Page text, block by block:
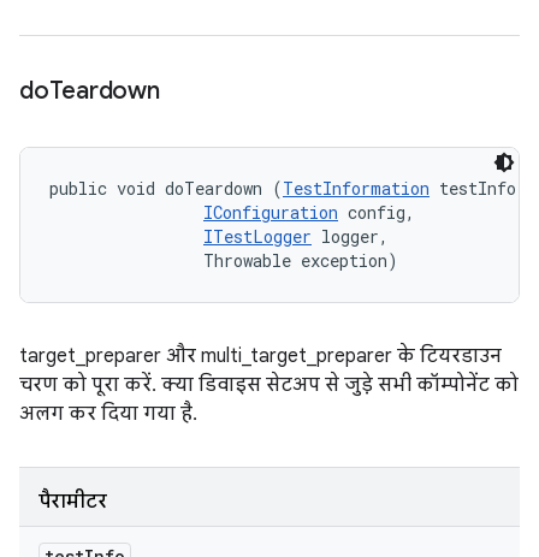
doTeardown
public void doTeardown (TestInformation testInfo,
IConfiguration config,
ITestLogger logger,
                Throwable exception)
target_preparer और multi_target_preparer के टियरडाउन
चरण को पूरा करें. क्या डिवाइस सेटअप से जुड़े सभी कॉम्पोनेंट को
अलग कर दिया गया है.
पैरामीटर